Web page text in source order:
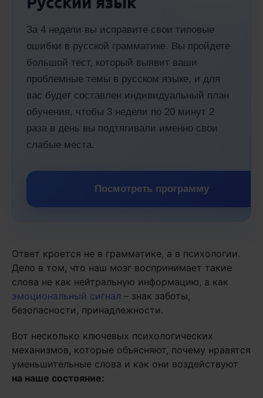
За 4 недели вы исправите свои типовые
ошибки в русской грамматике. Вы пройдете
большой тест, который выявит ваши
проблемные темы в русском языке, и для
вас будет составлен индивидуальный план
обучения, чтобы 3 недели по 20 минут 2
раза в день вы подтягивали именно свои
слабые места.
Посмотреть программу
Ответ кроется не в грамматике, а в психологии.
Дело в том, что наш мозг воспринимает такие
слова не как нейтральную информацию, а как
эмоциональный сигнал – знак заботы,
безопасности, принадлежности.
Вот несколько ключевых психологических
механизмов, которые объясняют, почему нравятся
уменьшительные слова и как они воздействуют
на наше состояние: